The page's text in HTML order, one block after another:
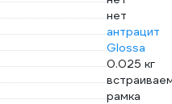
нет
антрацит
Glossa
0.025 кг
рамка